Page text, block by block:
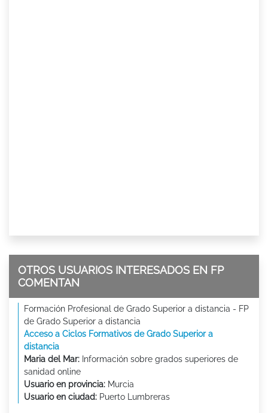
OTROS USUARIOS INTERESADOS EN FP
COMENTAN
Formación Profesional de Grado Superior a distancia - FP
de Grado Superior a distancia
Acceso a Ciclos Formativos de Grado Superior a
distancia
Maria del Mar: Información sobre grados superiores de
sanidad online
Usuario en provincia: Murcia
Usuario en ciudad: Puerto Lumbreras